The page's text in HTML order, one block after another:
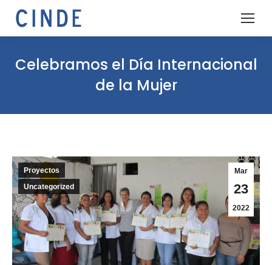
Celebramos el Día Internacional
de la Mujer
Mar
23
2022
Proyectos
Uncategorized